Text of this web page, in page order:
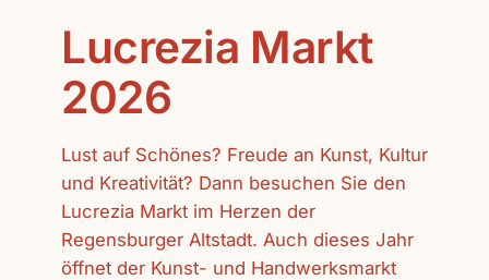
Lucrezia Markt
2026
Lust auf Schönes? Freude an Kunst, Kultur
und Kreativität? Dann besuchen Sie den
Lucrezia Markt im Herzen der
Regensburger Altstadt. Auch dieses Jahr
öffnet der Kunst- und Handwerksmarkt